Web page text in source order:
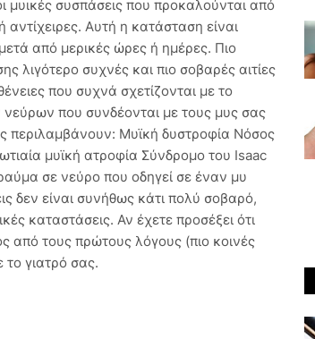
μυικές συσπάσεις που προκαλούνται από
Αυτή η κατάσταση είναι
από μερικές ώρες ή ημέρες. Πιο
λιγότερο συχνές και πιο σοβαρές αιτίες
που συχνά σχετίζονται με το
που συνδέονται με τους μυς σας
περιλαμβάνουν: Μυϊκή δυστροφία Νόσος
μυϊκή ατροφία Σύνδρομο του Isaac
σε νεύρο που οδηγεί σε έναν μυ
δεν είναι συνήθως κάτι πολύ σοβαρό,
καταστάσεις. Αν έχετε προσέξει ότι
από τους πρώτους λόγους (πιο κοινές
το γιατρό σας.